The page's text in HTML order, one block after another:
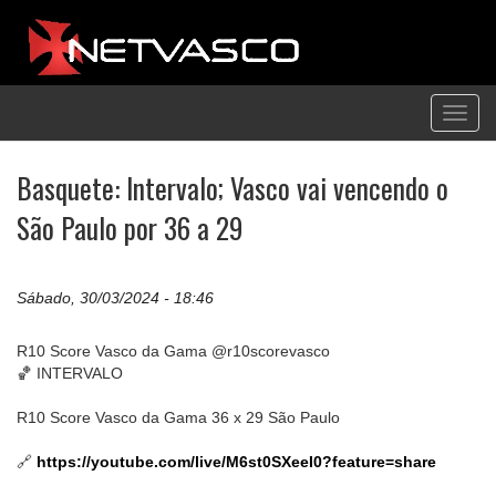
Basquete: Intervalo; Vasco vai vencendo o
São Paulo por 36 a 29
Sábado, 30/03/2024 - 18:46
R10 Score Vasco da Gama @r10scorevasco
🏀 INTERVALO
R10 Score Vasco da Gama 36 x 29 São Paulo
🔗 https://youtube.com/live/M6st0SXeeI0?feature=share